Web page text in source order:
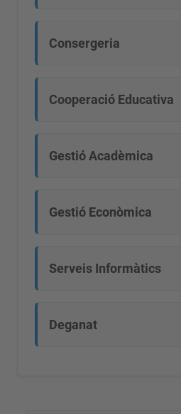
Consergeria
Cooperació Educativa
Gestió Acadèmica
Gestió Econòmica
Serveis Informàtics
Deganat